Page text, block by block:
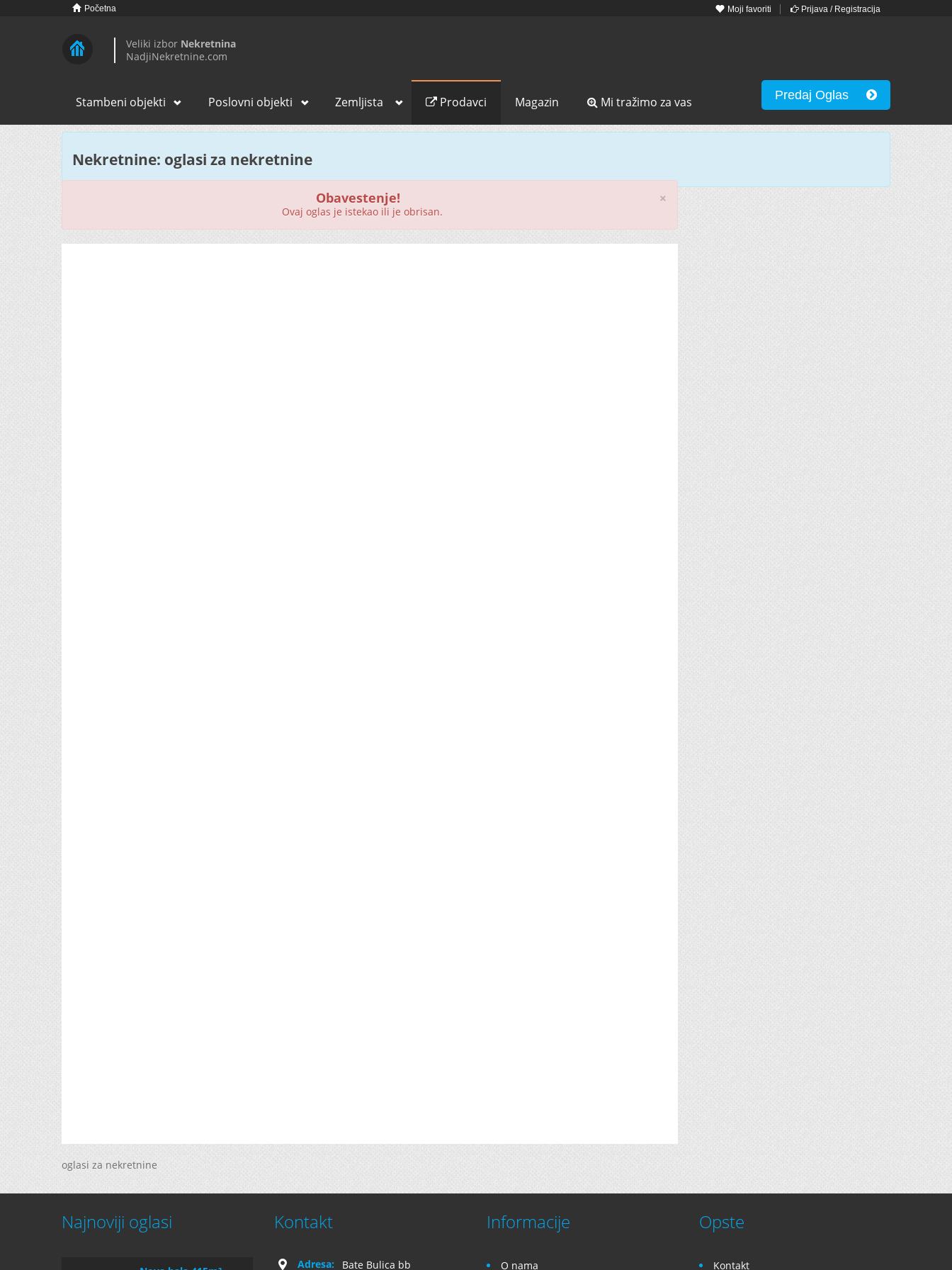
Početna Moji favoriti Prijava / Registracija
Veliki izbor Nekretnina
NadjiNekretnine.com
Stambeni objekti Poslovni objekti Zemljista Prodavci Magazin Mi tražimo za vas Predaj Oglas
Nekretnine: oglasi za nekretnine
×
Obavestenje!
Ovaj oglas je istekao ili je obrisan.
oglasi za nekretnine
Najnoviji oglasi Kontakt
Adresa: Bate Bulica bb
Informacije
O nama
Opste
Kontakt